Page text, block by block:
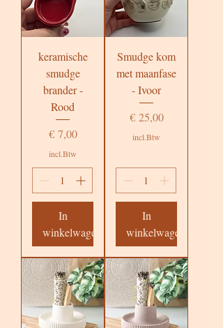
keramische
smudge
brander -
Rood
Prijs
€ 7,00
incl.Btw
In
winkelwagen
Smudge kom
met maanfase
- Ivoor
Prijs
€ 25,00
incl.Btw
In
winkelwagen